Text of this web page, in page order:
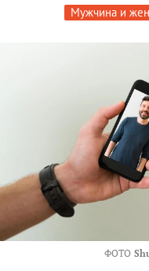
Мужчина и
ФОТО